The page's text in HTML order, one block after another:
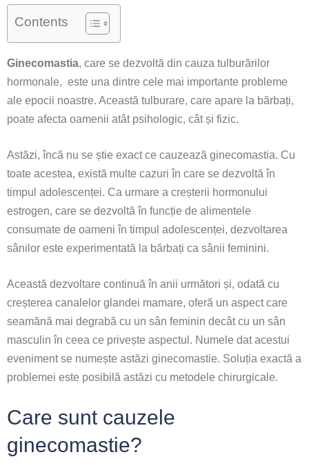
Contents
Ginecomastia, care se dezvoltă din cauza tulburărilor
hormonale, este una dintre cele mai importante probleme
ale epocii noastre. Această tulburare, care apare la bărbați,
poate afecta oamenii atât psihologic, cât și fizic.
Astăzi, încă nu se știe exact ce cauzează ginecomastia. Cu
toate acestea, există multe cazuri în care se dezvoltă în
timpul adolescenței. Ca urmare a creșterii hormonului
estrogen, care se dezvoltă în funcție de alimentele
consumate de oameni în timpul adolescenței, dezvoltarea
sânilor este experimentată la bărbați ca sânii feminini.
Această dezvoltare continuă în anii următori și, odată cu
creșterea canalelor glandei mamare, oferă un aspect care
seamănă mai degrabă cu un sân feminin decât cu un sân
masculin în ceea ce privește aspectul. Numele dat acestui
eveniment se numește astăzi ginecomastie. Soluția exactă a
problemei este posibilă astăzi cu metodele chirurgicale.
Care sunt cauzele
ginecomastie?